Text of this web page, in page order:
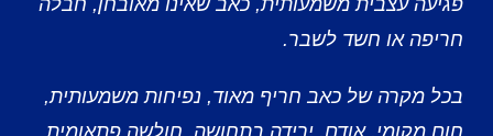
פגיעה עצבית משמעותית, כאב שאינו מאובחן, חבלה
חריפה או חשד לשבר.
בכל מקרה של כאב חריף מאוד, נפיחות משמעותית,